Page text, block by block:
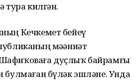
тура килгән.
Кечкемет бейеү
мәҙәниәт
дуҫлыҡ байрамғы
булмаған бүләк эшләне. Унда